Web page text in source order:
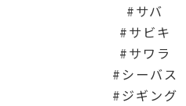
サバ
サビキ
サワラ
シーバス
ジギング